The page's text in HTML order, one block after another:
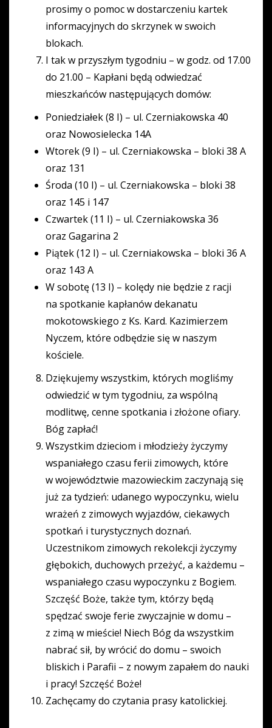
prosimy o pomoc w dostarczeniu kartek
informacyjnych do skrzynek w swoich
blokach.
I tak w przyszłym tygodniu – w godz. od 17.00
do 21.00 – Kapłani będą odwiedzać
mieszkańców następujących domów:
Poniedziałek (8 I) – ul. Czerniakowska 40
oraz Nowosielecka 14A
Wtorek (9 I) – ul. Czerniakowska – bloki 38 A
oraz 131
Środa (10 I) – ul. Czerniakowska – bloki 38
oraz 145 i 147
Czwartek (11 I) – ul. Czerniakowska 36
oraz Gagarina 2
Piątek (12 I) – ul. Czerniakowska – bloki 36 A
oraz 143 A
W sobotę (13 I) – kolędy nie będzie z racji
na spotkanie kapłanów dekanatu
mokotowskiego z Ks. Kard. Kazimierzem
Nyczem, które odbędzie się w naszym
kościele.
Dziękujemy wszystkim, których mogliśmy
odwiedzić w tym tygodniu, za wspólną
modlitwę, cenne spotkania i złożone ofiary.
Bóg zapłać!
Wszystkim dzieciom i młodzieży życzymy
wspaniałego czasu ferii zimowych, które
w województwie mazowieckim zaczynają się
już za tydzień: udanego wypoczynku, wielu
wrażeń z zimowych wyjazdów, ciekawych
spotkań i turystycznych doznań.
Uczestnikom zimowych rekolekcji życzymy
głębokich, duchowych przeżyć, a każdemu –
wspaniałego czasu wypoczynku z Bogiem.
Szczęść Boże, także tym, którzy będą
spędzać swoje ferie zwyczajnie w domu –
z zimą w mieście! Niech Bóg da wszystkim
nabrać sił, by wrócić do domu – swoich
bliskich i Parafii – z nowym zapałem do nauki
i pracy! Szczęść Boże!
Zachęcamy do czytania prasy katolickiej.